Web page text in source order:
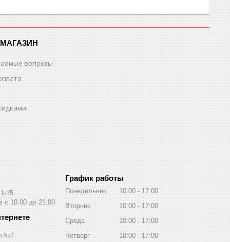
вопросы
15
с 10.00 до 21.00
График работы
Понедельник 10:00
17:00
Вторник
10:00
17:00
Среда
10:00
17:00
Четверг
10:00
17:00